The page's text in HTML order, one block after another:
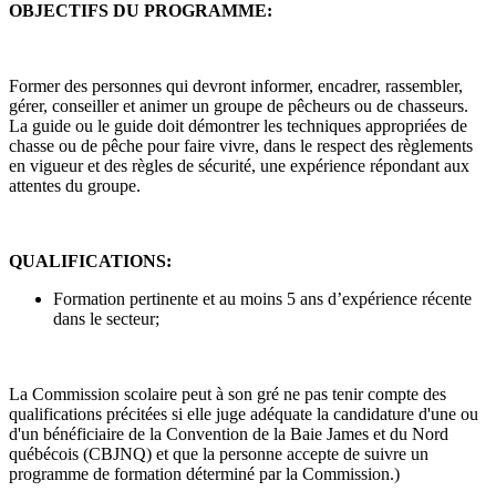
OBJECTIFS DU PROGRAMME:
Former des personnes qui devront informer, encadrer, rassembler,
gérer, conseiller et animer un groupe de pêcheurs ou de chasseurs.
La guide ou le guide doit démontrer les techniques appropriées de
chasse ou de pêche pour faire vivre, dans le respect des règlements
en vigueur et des règles de sécurité, une expérience répondant aux
attentes du groupe.
QUALIFICATIONS:
Formation pertinente et au moins 5 ans d’expérience récente
dans le secteur;
La Commission scolaire peut à son gré ne pas tenir compte des
qualifications précitées si elle juge adéquate la candidature d'une ou
d'un bénéficiaire de la Convention de la Baie James et du Nord
québécois (CBJNQ) et que la personne accepte de suivre un
programme de formation déterminé par la Commission.)